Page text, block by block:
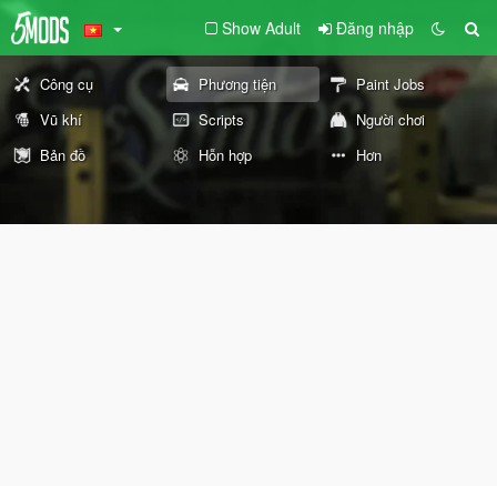
Show Adult Đăng nhập
Công cụ Phương tiện
Paint Jobs
Vũ khí
Scripts
Người chơi
Bản đồ
Hỗn hợp Hơn